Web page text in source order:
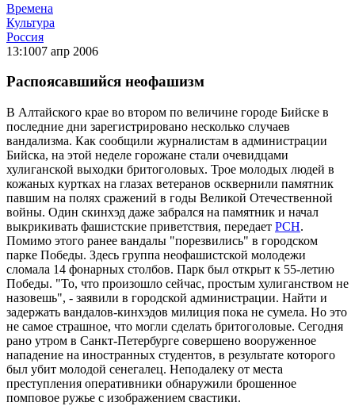
Времена
Культура
Россия
13:1007 апр 2006
Распоясавшийся неофашизм
В Алтайского крае во втором по величине городе Бийске в
последние дни зарегистрировано несколько случаев
вандализма. Как сообщили журналистам в администрации
Бийска, на этой неделе горожане стали очевидцами
хулиганской выходки бритоголовых. Трое молодых людей в
кожаных куртках на глазах ветеранов осквернили памятник
павшим на полях сражений в годы Великой Отечественной
войны. Один скинхэд даже забрался на памятник и начал
выкрикивать фашистские приветствия, передает РСН.
Помимо этого ранее вандалы "порезвились" в городском
парке Победы. Здесь группа неофашистской молодежи
сломала 14 фонарных столбов. Парк был открыт к 55-летию
Победы. "То, что произошло сейчас, простым хулиганством не
назовешь", - заявили в городской администрации. Найти и
задержать вандалов-кинхэдов милиция пока не сумела. Но это
не самое страшное, что могли сделать бритоголовые. Сегодня
рано утром в Санкт-Петербурге совершено вооруженное
нападение на иностранных студентов, в результате которого
был убит молодой сенегалец. Неподалеку от места
преступления оперативники обнаружили брошенное
помповое ружье с изображением свастики.